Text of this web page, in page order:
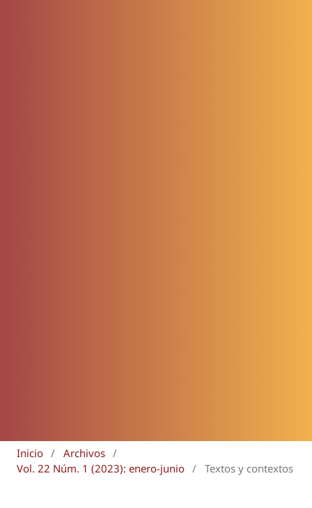
Inicio / Archivos /
Vol. 22 Núm. 1 (2023): enero-junio / Textos y contextos